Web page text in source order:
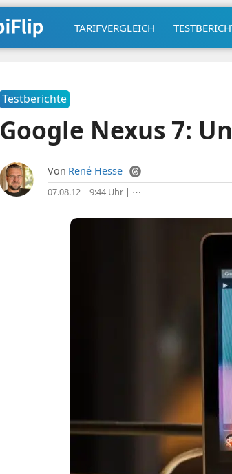
TARIFVERGLEICH
Testberichte
Google Nexus 7:
Von René Hesse
07.08.12 | 9:44 Uhr| ⋯